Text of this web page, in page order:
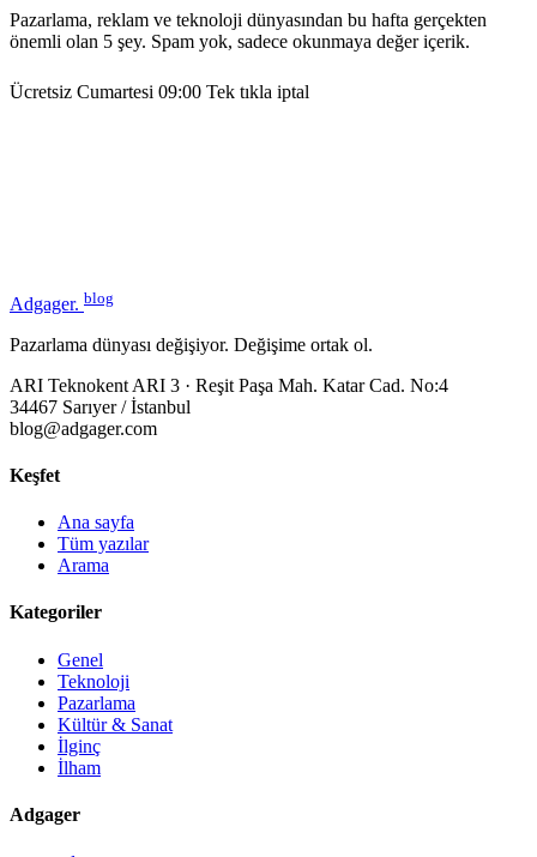
Pazarlama, reklam ve teknoloji dünyasından bu hafta gerçekten
önemli olan 5 şey. Spam yok, sadece okunmaya değer içerik.
Ücretsiz Cumartesi 09:00 Tek tıkla iptal
Adgager. blog
Pazarlama dünyası değişiyor. Değişime ortak ol.
ARI Teknokent ARI 3 · Reşit Paşa Mah. Katar Cad. No:4
34467 Sarıyer / İstanbul
blog@adgager.com
Keşfet
Ana sayfa
Tüm yazılar
Arama
Kategoriler
Genel
Teknoloji
Pazarlama
Kültür & Sanat
İlginç
İlham
Adgager